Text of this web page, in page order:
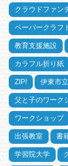
クラウドファン
ペーパークラフ
教育支援施設
カラフル折り紙
ZIP! 伊東市
父と子のワーク
ワークショップ
出張教室 書
学習院大学